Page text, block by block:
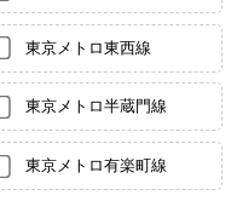
東京メトロ東西線
東京メトロ半蔵門線
東京メトロ有楽町線